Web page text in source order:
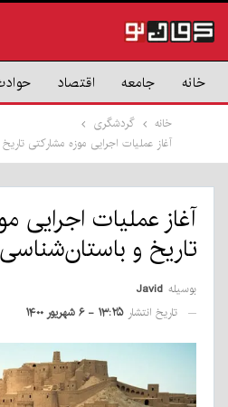
خانه جامعه اقتصاد
خانه
گردشگری
آغاز عملیات اجرایی موزه مشارکتی
آغاز عملیات اجرایی
تاریخ و
بوسیله Javid
تاریخ انتشار ۱۳:۲۵ - ۶ شهریور ۱۴۰۰